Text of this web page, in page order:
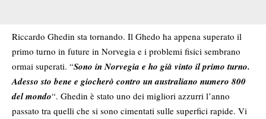
Riccardo Ghedin sta tornando. Il Ghedo ha appena superato il
primo turno in future in Norvegia e i problemi fisici sembrano
ormai superati. “Sono in Norvegia e ho già vinto il primo turno.
Adesso sto bene e giocherò contro un australiano numero 800
del mondo“. Ghedin è stato uno dei migliori azzurri l’anno
passato tra quelli che si sono cimentati sulle superfici rapide. Vi